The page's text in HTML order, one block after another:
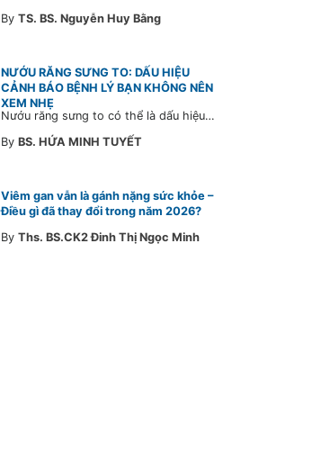
ByTS. BS. Nguyễn Huy Bằng
NƯỚU RĂNG SƯNG TO: DẤU HIỆU
CẢNH BÁO BỆNH LÝ BẠN KHÔNG NÊN
XEM NHẸ
Nướu răng sưng to có thể là dấu hiệu cảnh báo bệnh lý răng miệng. Cùng Bác sĩ CarePlus tìm hiểu nguyên nhân, triệu chứng và thời điểm cần đi khám bác sĩ trong bài viết dưới đây.
ByBS. HỨA MINH TUYẾT
Viêm gan vẫn là gánh nặng sức khỏe –
Điều gì đã thay đổi trong năm 2026?
ByThs. BS.CK2 Đinh Thị Ngọc Minh